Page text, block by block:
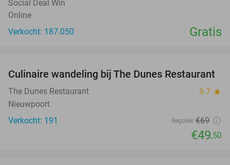
Social Deal Win
Online
Verkocht: 187.050
Gratis
28%
Culinaire wandeling bij The Dunes Restaurant
The Dunes Restaurant 9.7 star
Nieuwpoort
Verkocht: 191
Regulier €69
€49,50